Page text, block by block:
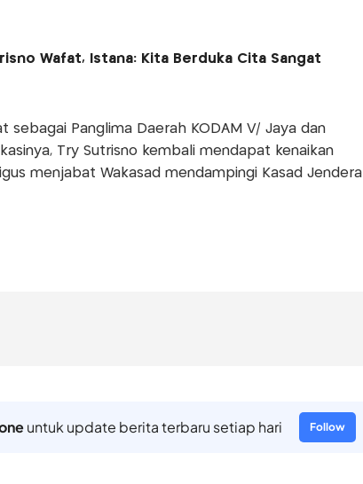
Wafat, Istana: Kita Berduka Cita Sangat
sebagai Panglima Daerah KODAM V/ Jaya dan
Try Sutrisno kembali mendapat kenaikan
menjabat Wakasad mendampingi Kasad Jenderal
untuk update berita terbaru setiap hari Follow